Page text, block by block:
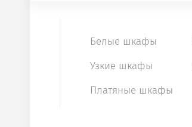
Белые шкафы
Узкие шкафы
Платяные шкафы